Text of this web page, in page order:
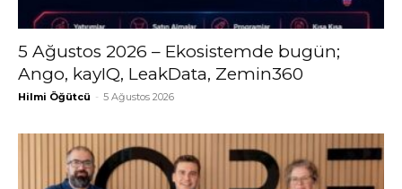
5 Ağustos 2026 – Ekosistemde bugün;
Ango, kayIQ, LeakData, Zemin360
Hilmi Öğütcü - 5 Ağustos 2026